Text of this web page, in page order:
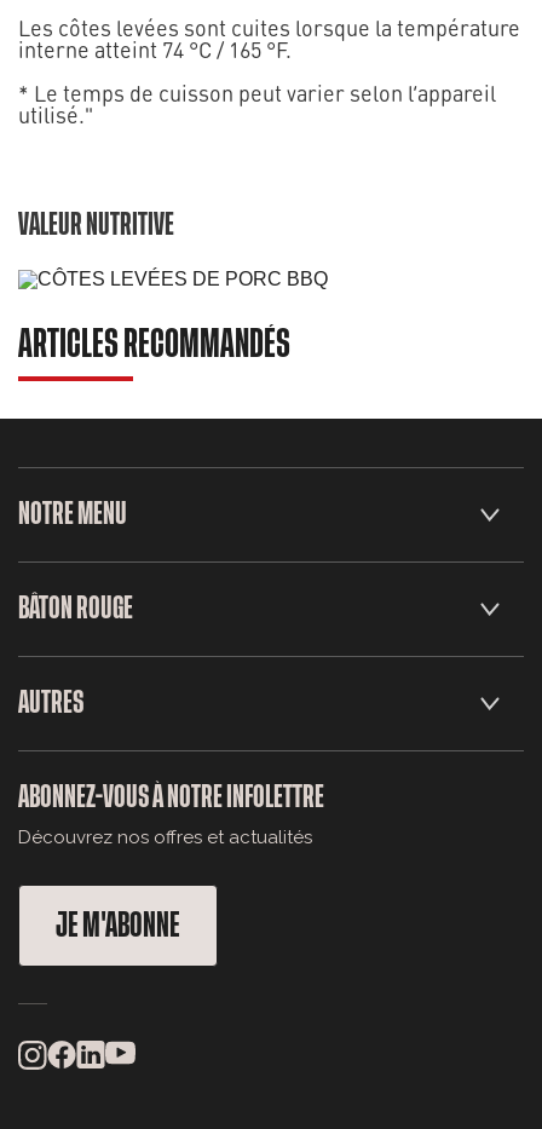
Les côtes levées sont cuites lorsque la température
interne atteint 74 °C / 165 °F.
* Le temps de cuisson peut varier selon l’appareil
utilisé."
VALEUR NUTRITIVE
ARTICLES RECOMMANDÉS
NOTRE MENU
BÂTON ROUGE
AUTRES
ABONNEZ-VOUS À NOTRE INFOLETTRE
Découvrez nos offres et actualités
JE M'ABONNE